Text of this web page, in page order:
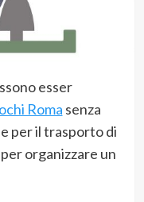
esser
Roma senza
per il trasporto di
organizzare un